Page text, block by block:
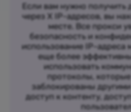
Если вам нужно получить
через X IP-адресов, вы
месте. Все прокси
безопасность и
использование IP-адреса
еще более
использовать
протоколы,
заблокированы
доступ к контенту,